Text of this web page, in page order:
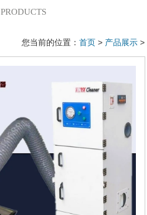
PRODUCTS
您当前的位置： 首页 > 产品展示 >